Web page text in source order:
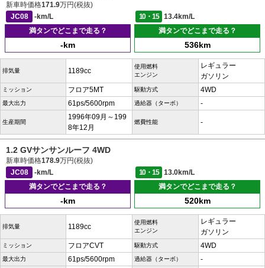
新車時価格171.9万円(税抜)
JC08
-km/L 10・15
13.4km/L
満タンでどこまで走る？
-km
満タンでどこまで走る？
536km
排気量 1189cc
使用燃料
エンジン
レギュラー
ガソリン
ミッション フロア5MT 駆動方式 4WD
最大出力 61ps/5600rpm 過給器（ターボ） -
生産期間
1996年09月～199
8年12月
燃費性能 -
1.2 GVサンサンルーフ 4WD
新車時価格178.9万円(税抜)
JC08
-km/L 10・15
13.0km/L
満タンでどこまで走る？
-km
満タンでどこまで走る？
520km
排気量 1189cc
使用燃料
エンジン
レギュラー
ガソリン
ミッション フロアCVT 駆動方式 4WD
最大出力 61ps/5600rpm 過給器（ターボ） -